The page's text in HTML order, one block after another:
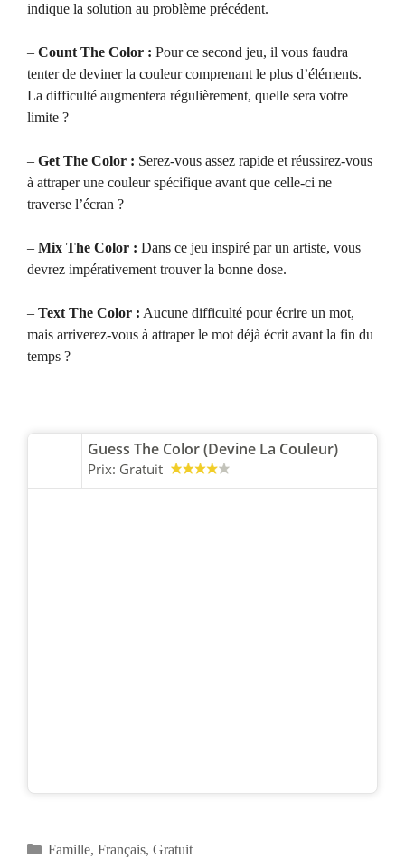
indique la solution au problème précédent.
– Count The Color : Pour ce second jeu, il vous faudra
tenter de deviner la couleur comprenant le plus d’éléments.
La difficulté augmentera régulièrement, quelle sera votre
limite ?
– Get The Color : Serez-vous assez rapide et réussirez-vous
à attraper une couleur spécifique avant que celle-ci ne
traverse l’écran ?
– Mix The Color : Dans ce jeu inspiré par un artiste, vous
devrez impérativement trouver la bonne dose.
– Text The Color : Aucune difficulté pour écrire un mot,
mais arriverez-vous à attraper le mot déjà écrit avant la fin du
temps ?
Guess The Color (Devine La Couleur)
Prix: Gratuit
Catégories
Famille, Français, Gratuit